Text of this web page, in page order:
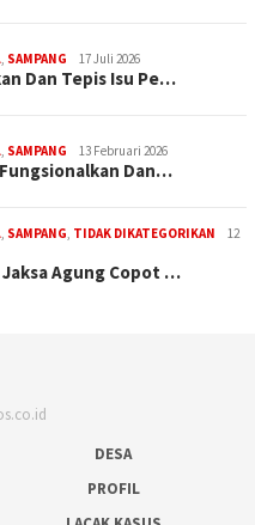
, SAMPANG 17 Juli 2026
Dan Tepis Isu Pe…
, SAMPANG 13 Februari 2026
Dan…
, SAMPANG, TIDAK DIKATEGORIKAN
12
Agung Copot …
DESA
PROFIL